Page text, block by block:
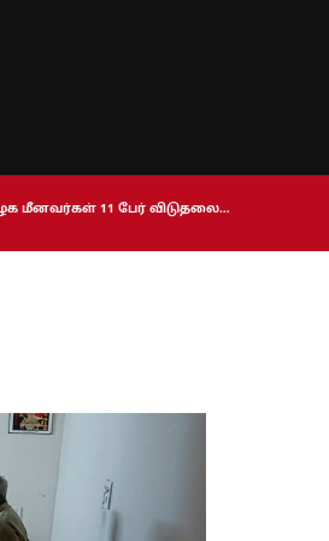
மீனவர்கள் 11 பேர் விடுதலை…